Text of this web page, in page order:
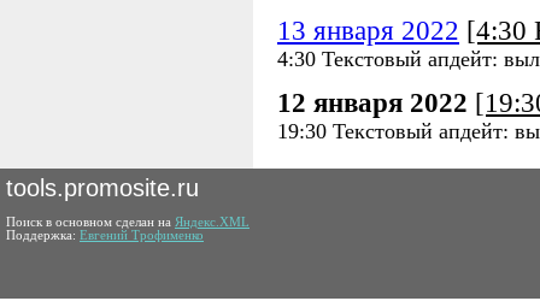
13 января 2022 [4:30
4:30 Текстовый апдейт:
12 января 2022
19:30 Текстовый апдейт:
tools.promosite.ru
Поиск в основном сделан на Яндекс.XML
Поддержка: Евгений Трофименко